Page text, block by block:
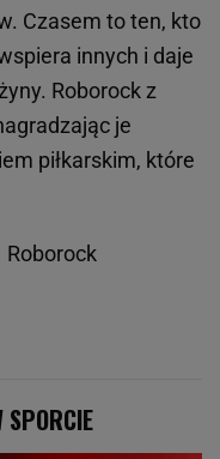
Czasem to ten, kto
innych i daje
Roborock z
je
piłkarskim, które